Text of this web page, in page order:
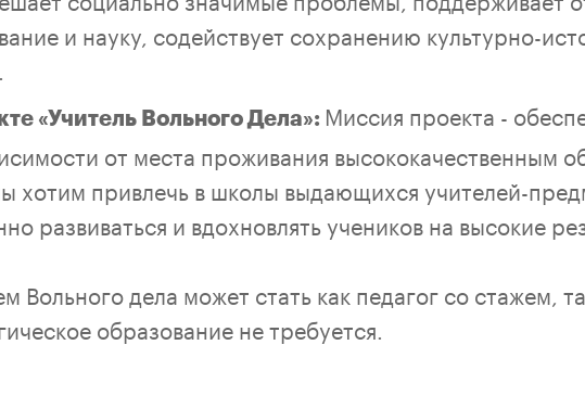
и науку, содействует сохранению культурно-
«Учитель Вольного Дела»: Миссия проекта -
от места проживания высококачественным
хотим привлечь в школы выдающихся учителей-
развиваться и вдохновлять учеников на высокие
Вольного дела может стать как педагог со стажем,
образование не требуется.